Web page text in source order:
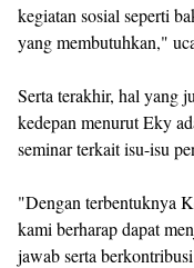
kegiatan sosial seperti
yang membutuhkan,"
Serta terakhir, hal yang
kedepan menurut Eky
seminar terkait isu-isu
"Dengan terbentuknya
kami berharap dapat
jawab serta